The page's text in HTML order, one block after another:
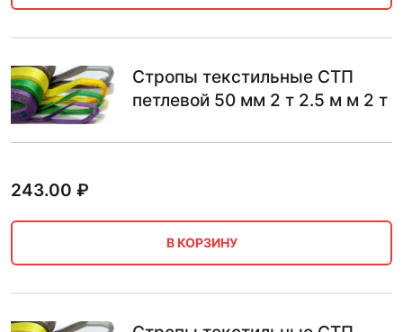
Стропы текстильные СТП
петлевой 50 мм 2 т 2.5 м м 2 т
243.00 ₽
В КОРЗИНУ